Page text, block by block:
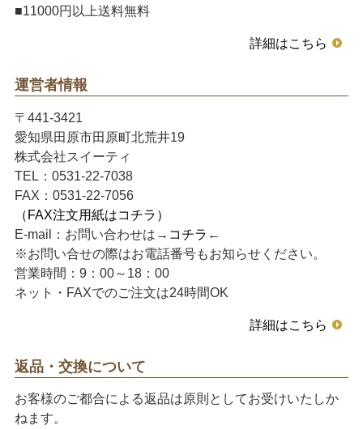
■11000円以上送料無料
詳細はこちら
運営者情報
〒441-3421
愛知県田原市田原町北荒井19
株式会社スイーティ
TEL：0531-22-7038
FAX：0531-22-7056
（FAX注文用紙はコチラ）
E-mail：お問い合わせは→ コチラ ←
※お問い合せの際はお電話番号もお知らせください。
営業時間：9：00～18：00
ネット・FAXでのご注文は24時間OK
詳細はこちら
返品・交換について
お客様のご都合による返品は原則としてお受けいたしか
ねます。